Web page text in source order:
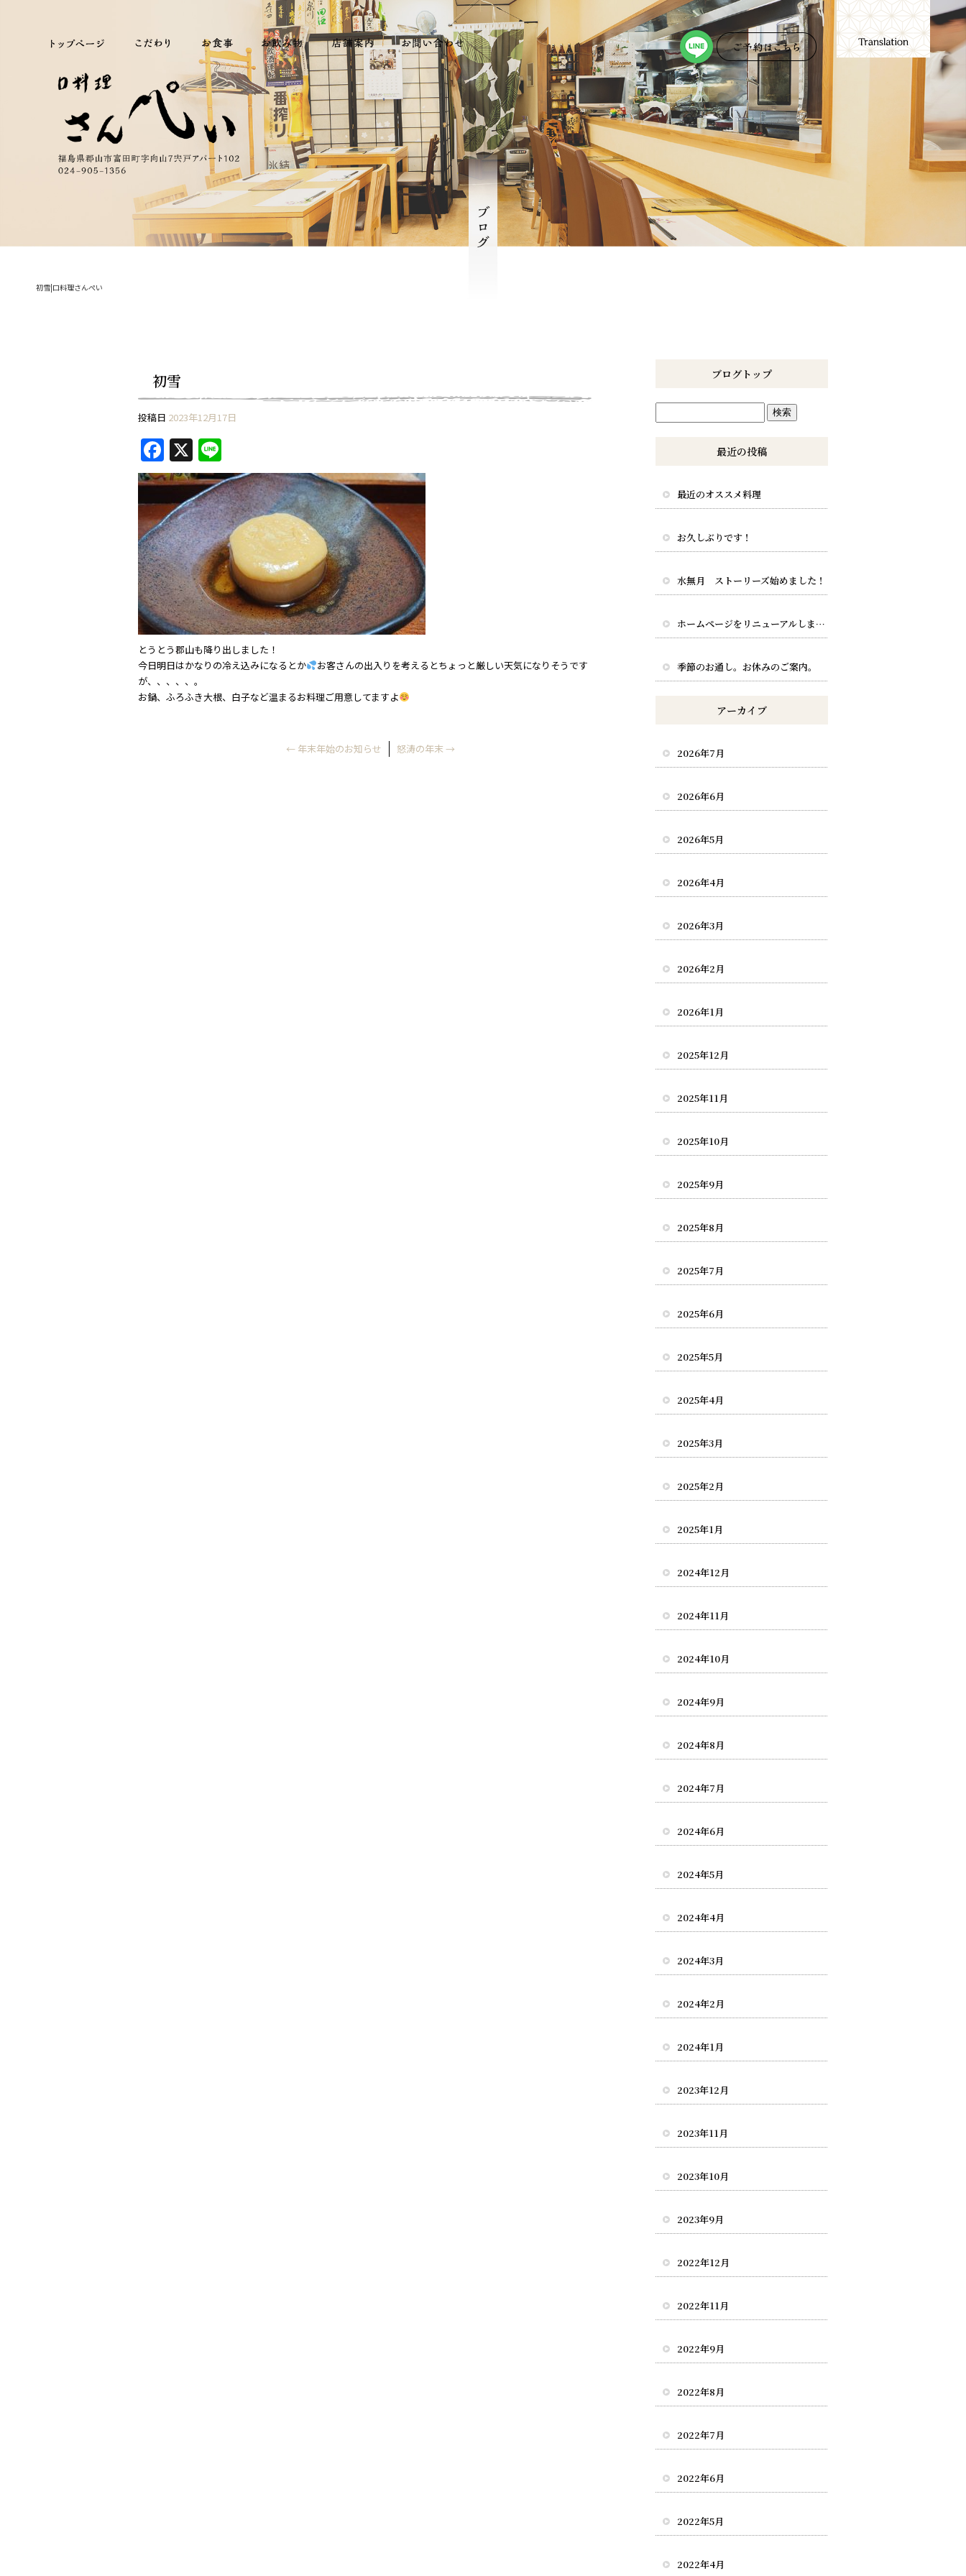
初雪|口料理さんぺい
初雪
投稿日 2023年12月17日
F
a
c
e
b
o
o
k
X
n
e
とうとう郡山も降り出しました！
今日明日はかなりの冷え込みになるとか
お客さんの出入りを考えるとちょっと厳しい天気になりそうです
が、、、、、。
お鍋、ふろふき大根、白子など温まるお料理ご用意してますよ
← 年末年始のお知らせ 怒涛の年末 →
ブログトップ
最近の投稿
最近のオススメ料理
お久しぶりです！
水無月 ストーリーズ始めました！
ホームページをリニューアルしました。
季節のお通し。お休みのご案内。
アーカイブ
2026年7月
2026年6月
2026年5月
2026年4月
2026年3月
2026年2月
2026年1月
2025年12月
2025年11月
2025年10月
2025年9月
2025年8月
2025年7月
2025年6月
2025年5月
2025年4月
2025年3月
2025年2月
2025年1月
2024年12月
2024年11月
2024年10月
2024年9月
2024年8月
2024年7月
2024年6月
2024年5月
2024年4月
2024年3月
2024年2月
2024年1月
2023年12月
2023年11月
2023年10月
2023年9月
2022年12月
2022年11月
2022年9月
2022年8月
2022年7月
2022年6月
2022年5月
2022年4月